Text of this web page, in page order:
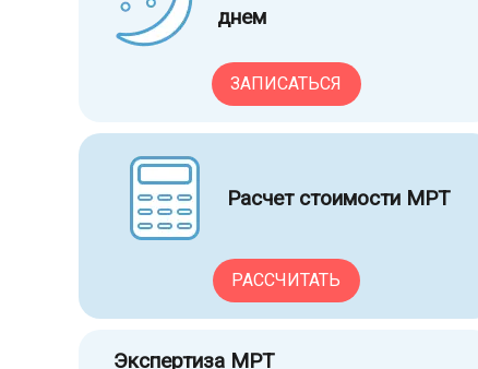
днем
ЗАПИСАТЬСЯ
Расчет стоимости МРТ
РАССЧИТАТЬ
Экспертиза МРТ